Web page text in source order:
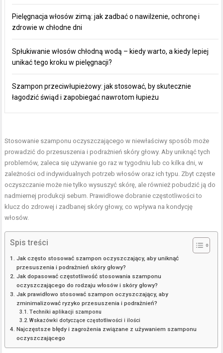
Pielęgnacja włosów zimą: jak zadbać o nawilżenie, ochronę i
zdrowie w chłodne dni
Spłukiwanie włosów chłodną wodą – kiedy warto, a kiedy lepiej
unikać tego kroku w pielęgnacji?
Szampon przeciwłupieżowy: jak stosować, by skutecznie
łagodzić świąd i zapobiegać nawrotom łupieżu
Stosowanie szamponu oczyszczającego w niewłaściwy sposób może
prowadzić do przesuszenia i podrażnień skóry głowy. Aby uniknąć tych
problemów, zaleca się używanie go raz w tygodniu lub co kilka dni, w
zależności od indywidualnych potrzeb włosów oraz ich typu. Zbyt częste
oczyszczanie może nie tylko wysuszyć skórę, ale również pobudzić ją do
nadmiernej produkcji sebum. Prawidłowe dobranie częstotliwości to
klucz do zdrowej i zadbanej skóry głowy, co wpływa na kondycję
włosów.
Spis treści
Jak często stosować szampon oczyszczający, aby uniknąć
przesuszenia i podrażnień skóry głowy?
Jak dopasować częstotliwość stosowania szamponu
oczyszczającego do rodzaju włosów i skóry głowy?
Jak prawidłowo stosować szampon oczyszczający, aby
zminimalizować ryzyko przesuszenia i podrażnień?
Techniki aplikacji szamponu
Wskazówki dotyczące częstotliwości i ilości
Najczęstsze błędy i zagrożenia związane z używaniem szamponu
oczyszczającego